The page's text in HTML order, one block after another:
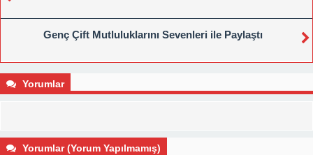
Genç Çift Mutluluklarını Sevenleri ile Paylaştı
Yorumlar
Yorumlar (Yorum Yapılmamış)